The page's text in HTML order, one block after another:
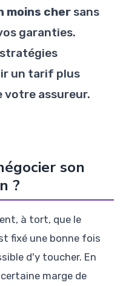
moins cher sans
garanties.
un tarif plus
votre assureur.
son
?
à tort, que le
fixé une bonne fois
d'y toucher. En
marge de